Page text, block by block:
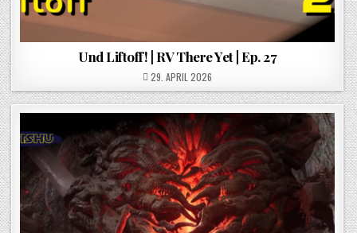
Und Liftoff! | RV There Yet | Ep. 27
POSTED ON
29. APRIL 2026